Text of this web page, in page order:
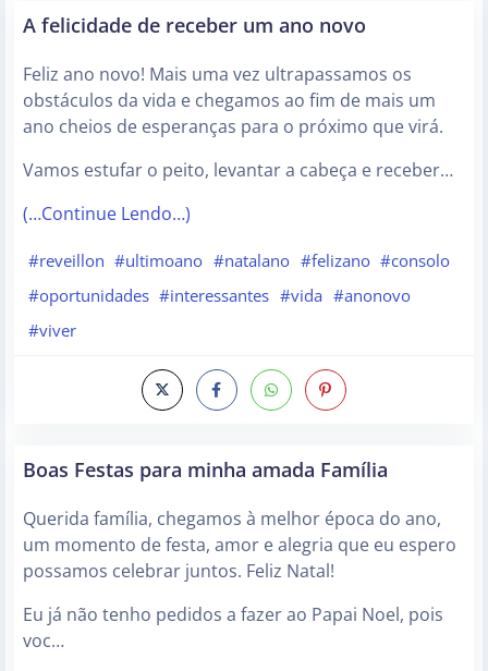
A felicidade de receber um ano novo
Feliz ano novo! Mais uma vez ultrapassamos os
obstáculos da vida e chegamos ao fim de mais um
ano cheios de esperanças para o próximo que virá.
Vamos estufar o peito, levantar a cabeça e receber…
(…Continue Lendo…)
#reveillon #ultimoano #natalano #felizano #consolo
#oportunidades #interessantes #vida #anonovo
#viver
Boas Festas para minha amada Família
Querida família, chegamos à melhor época do ano,
um momento de festa, amor e alegria que eu espero
possamos celebrar juntos. Feliz Natal!
Eu já não tenho pedidos a fazer ao Papai Noel, pois
voc…